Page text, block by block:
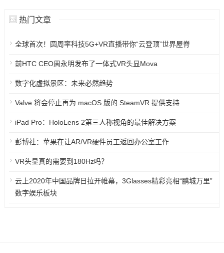
热门文章
全球首次！圆周率科技5G+VR直播带你“云登顶”世界屋脊
前HTC CEO周永明发布了一体式VR头显Mova
数字化虚拟景区：未来必然趋势
Valve 将会停止再为 macOS 版的 SteamVR 提供支持
iPad Pro：HoloLens 2第三人称视角的最佳解决方案
彭博社：苹果在让AR/VR硬件员工返回办公室工作
VR头显真的需要到180Hz吗？
云上2020年中国品牌日拉开帷幕，3Glasses精彩亮相“鹏城万里”
数字娱乐板块